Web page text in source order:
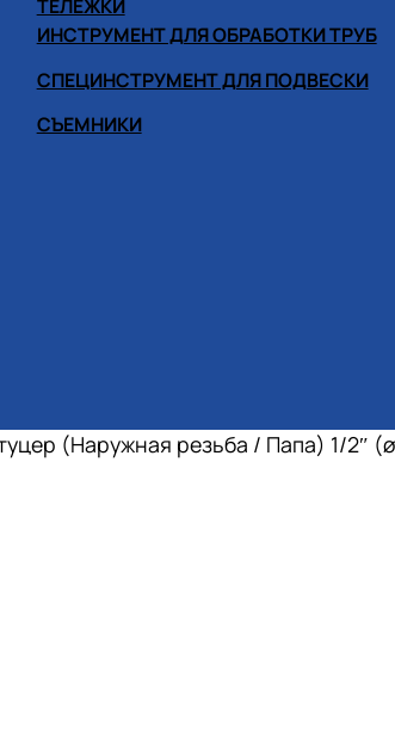
ТЕЛЕЖКИ
ИНСТРУМЕНТ ДЛЯ ОБРАБОТКИ ТРУБ
СПЕЦИНСТРУМЕНТ ДЛЯ ПОДВЕСКИ
СЪЕМНИКИ
(Наружная резьба / Папа) 1/2″